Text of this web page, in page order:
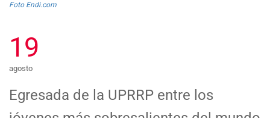
Foto Endi.com
19
agosto
Egresada de la UPR­RP entre los